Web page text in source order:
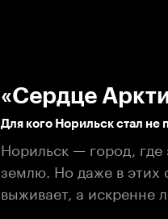
«Сердце
Для кого Норильск стал не
Норильск — город, где
землю. Но даже в этих
выживает, а искренне